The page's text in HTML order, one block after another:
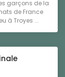
garçons de la
de France
à Troyes ...